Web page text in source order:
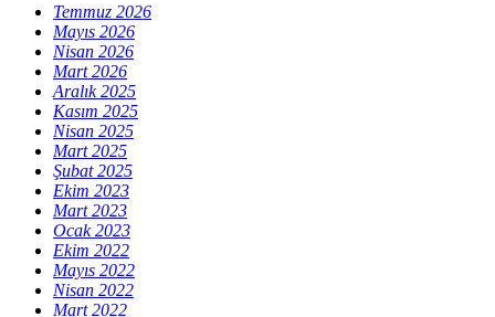
Temmuz 2026
Mayıs 2026
Nisan 2026
Mart 2026
Aralık 2025
Kasım 2025
Nisan 2025
Mart 2025
Şubat 2025
Ekim 2023
Mart 2023
Ocak 2023
Ekim 2022
Mayıs 2022
Nisan 2022
Mart 2022